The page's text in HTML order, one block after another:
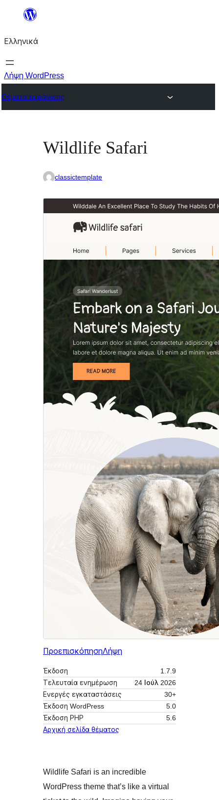
Μετάβαση
περιεχόμενο
Ελληνικά
Λήψη WordPress
Θέματα εμφάνισης
Wildlife Safari
classictemplate
ΠροεπισκόπησηΛήψη
Έκδοση
1.7.9
Τελευταία ενημέρωση
24 Ιούλ 2026
Ενεργές εγκαταστάσεις
30+
Έκδοση WordPress
5.0
Έκδοση ΡΗΡ
5.6
Αρχική σελίδα θέματος
Wildlife Safari is an incredible
WordPress theme that’s like a virtual